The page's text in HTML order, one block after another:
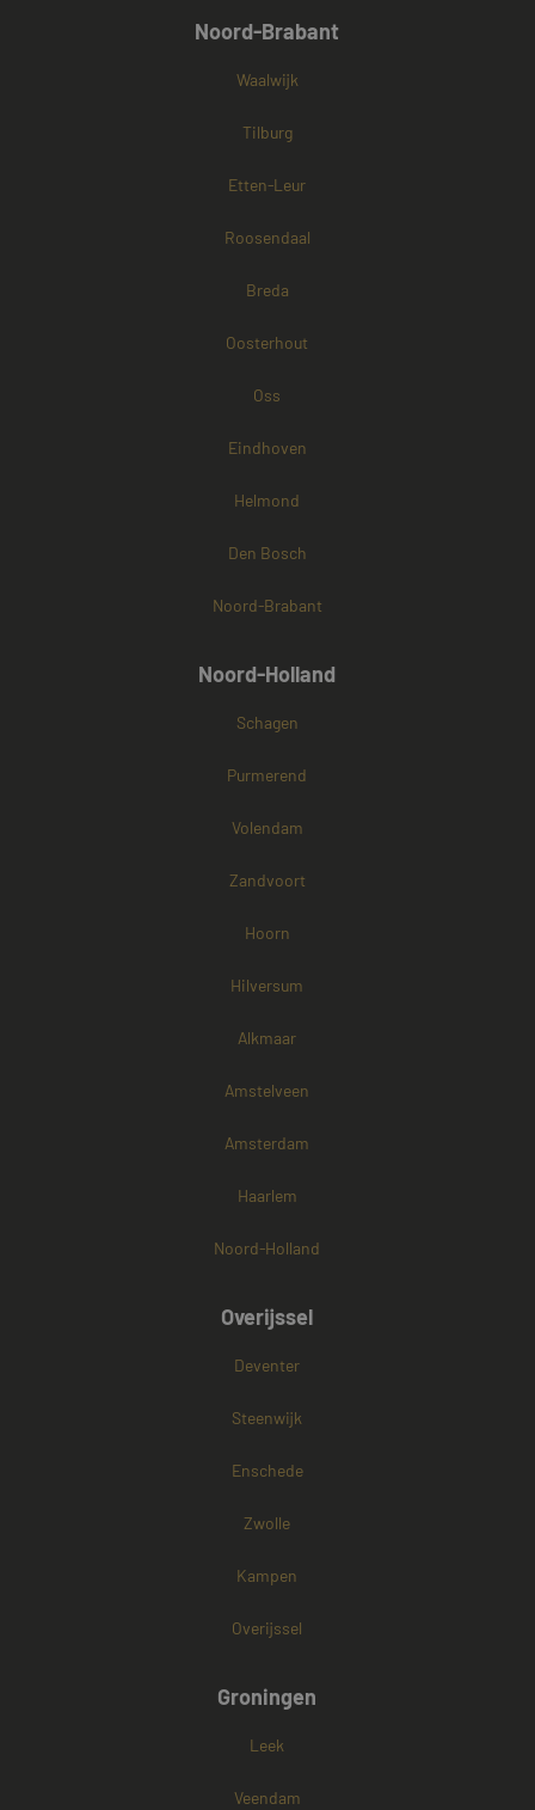
Noord-Brabant
Waalwijk
Tilburg
Etten-Leur
Roosendaal
Breda
Oosterhout
Oss
Eindhoven
Helmond
Den Bosch
Noord-Brabant
Noord-Holland
Schagen
Purmerend
Volendam
Zandvoort
Hoorn
Hilversum
Alkmaar
Amstelveen
Amsterdam
Haarlem
Noord-Holland
Overijssel
Deventer
Steenwijk
Enschede
Zwolle
Kampen
Overijssel
Groningen
Leek
Veendam